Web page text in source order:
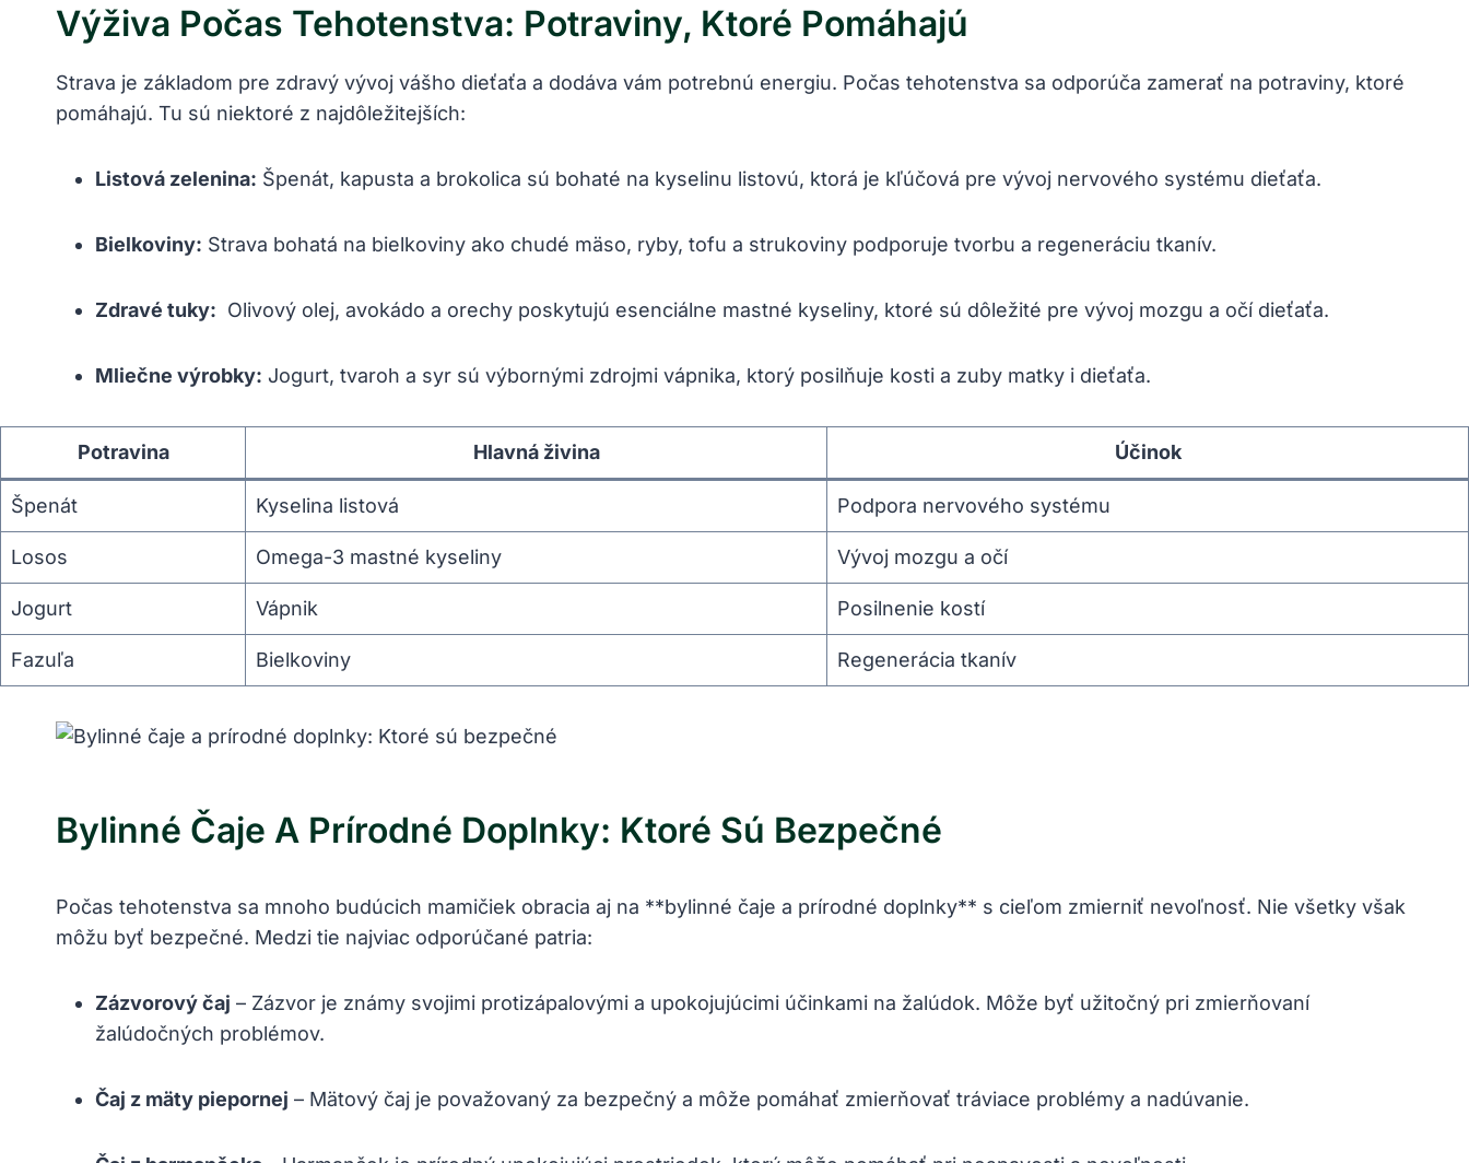
Výživa Počas Tehotenstva: Potraviny, Ktoré Pomáhajú
Strava je ‌základom pre zdravý vývoj ​vášho dieťaťa a‍ dodáva‍ vám potrebnú energiu. Počas tehotenstva sa odporúča zamerať ​na potraviny, ktoré ​
pomáhajú. Tu sú niektoré z najdôležitejších:
Listová ​zelenina: Špenát, kapusta a brokolica sú bohaté na kyselinu listovú, ktorá je kľúčová pre vývoj nervového systému dieťaťa.
Bielkoviny: Strava bohatá na bielkoviny ako chudé mäso, ryby, ​tofu a strukoviny podporuje tvorbu a regeneráciu tkanív.
Zdravé tuky: ⁢ Olivový olej, avokádo a orechy ​poskytujú esenciálne mastné kyseliny, ktoré sú dôležité pre vývoj ⁤mozgu a očí dieťaťa.
Mliečne výrobky: Jogurt, tvaroh a syr ⁤sú⁢ výbornými ⁣zdrojmi vápnika, ktorý posilňuje kosti a zuby matky‍ i​ dieťaťa.
Potravina Hlavná živina Účinok
Špenát Kyselina listová Podpora nervového ⁤systému
Losos Omega-3 mastné kyseliny Vývoj mozgu a očí
Jogurt Vápnik Posilnenie kostí
Fazuľa Bielkoviny Regenerácia‍ tkanív
Bylinné Čaje​ A ‍prírodné Doplnky: Ktoré ⁣sú ⁤bezpečné
Počas tehotenstva sa ​mnoho budúcich mamičiek obracia aj na **bylinné čaje a prírodné doplnky** s cieľom zmierniť nevoľnosť. Nie všetky‌ však
môžu byť bezpečné. Medzi tie najviac odporúčané patria:
Zázvorový čaj – Zázvor je známy svojimi protizápalovými a ⁢upokojujúcimi účinkami na žalúdok. Môže byť užitočný pri zmierňovaní
žalúdočných problémov.
Čaj z mäty piepornej – Mätový čaj je považovaný za bezpečný a⁣ môže pomáhať zmierňovať tráviace ⁣problémy a nadúvanie.